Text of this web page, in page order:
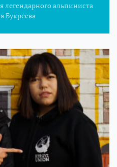
легендарного альпиниста
Букреева